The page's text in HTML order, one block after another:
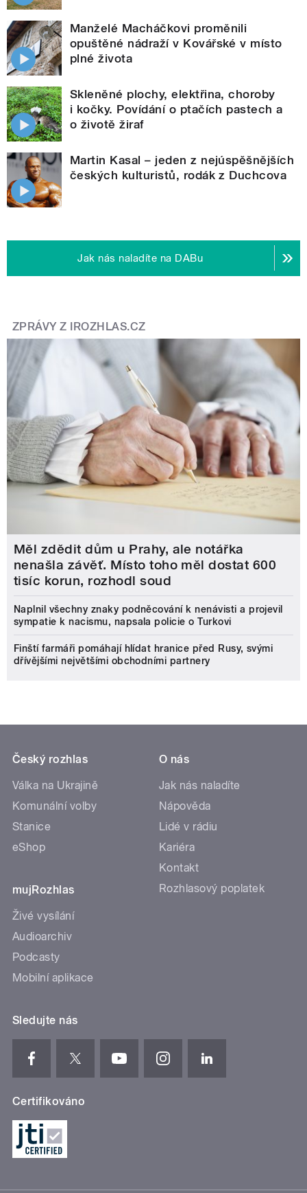
Manželé Macháčkovi proměnili
opuštěné nádraží v Kovářské v místo
plné života
Skleněné plochy, elektřina, choroby
i kočky. Povídání o ptačích pastech a
o životě žiraf
Martin Kasal – jeden z nejúspěšnějších
českých kulturistů, rodák z Duchcova
Jak nás naladíte na DABu
ZPRÁVY Z IROZHLAS.CZ
Měl zdědit dům u Prahy, ale notářka
nenašla závěť. Místo toho měl dostat 600
tisíc korun, rozhodl soud
Naplnil všechny znaky podněcování k nenávisti a projevil
sympatie k nacismu, napsala policie o Turkovi
Finští farmáři pomáhají hlídat hranice před Rusy, svými
dřívějšími největšími obchodními partnery
Český rozhlas
Válka na Ukrajině
Komunální volby
Stanice
eShop
mujRozhlas
Živé vysílání
Audioarchiv
Podcasty
Mobilní aplikace
O nás
Jak nás naladíte
Nápověda
Lidé v rádiu
Kariéra
Kontakt
Rozhlasový poplatek
Sledujte nás
Certifikováno